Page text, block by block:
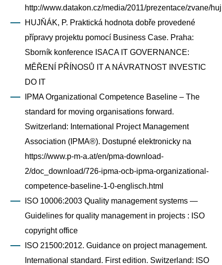
http://www.datakon.cz/media/2011/prezentace/zvane/
HUJŇÁK, P. Praktická hodnota dobře provedené
přípravy projektu pomocí Business Case. Praha:
Sborník konference ISACA IT GOVERNANCE:
MĚŘENÍ PŘÍNOSŮ IT A NÁVRATNOST INVESTIC
DO IT
IPMA Organizational Competence Baseline – The
standard for moving organisations forward.
Switzerland: International Project Management
Association (IPMA®). Dostupné elektronicky na
https://www.p-m-a.at/en/pma-download-
2/doc_download/726-ipma-ocb-ipma-organizational-
competence-baseline-1-0-englisch.html
ISO 10006:2003 Quality management systems —
Guidelines for quality management in projects : ISO
copyright office
ISO 21500:2012. Guidance on project management.
International standard. First edition. Switzerland: ISO